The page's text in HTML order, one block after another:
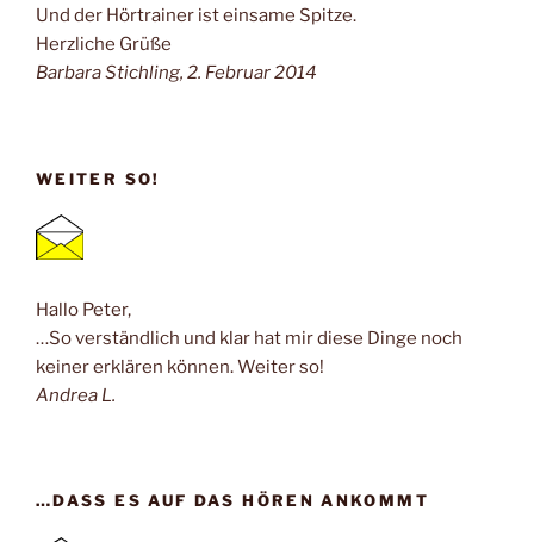
Und der Hörtrainer ist einsame Spitze.
Herzliche Grüße
Barbara Stichling, 2. Februar 2014
WEITER SO!
Hallo Peter,
…So verständlich und klar hat mir diese Dinge noch
keiner erklären können. Weiter so!
Andrea L.
…DASS ES AUF DAS HÖREN ANKOMMT